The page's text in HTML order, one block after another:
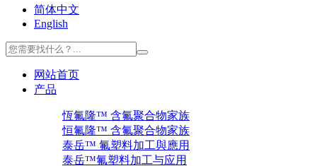
简体中文
English
网站首页
产品
恆氟隆™ 含氟聚合物家族
恒氟隆™ 含氟聚合物家族
泰岳™ 氟塑料加工與應用
泰岳™氟塑料加工与应用